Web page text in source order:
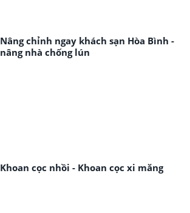
Nâng chỉnh ngay khách sạn Hòa Bình -
nâng nhà chống lún
Khoan cọc nhồi - Khoan cọc xi măng